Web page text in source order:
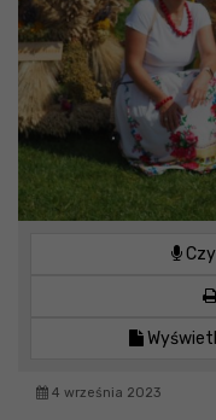
4 września 2023